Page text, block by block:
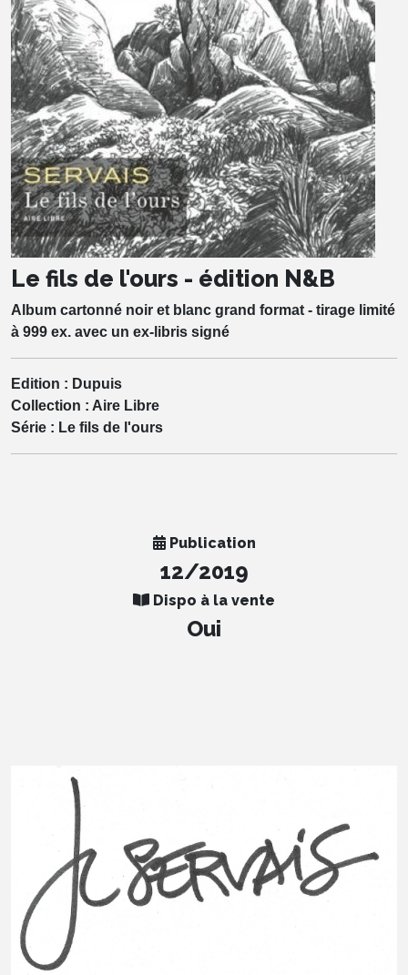
Le fils de l'ours - édition N&B
Album cartonné noir et blanc grand format - tirage limité
à 999 ex. avec un ex-libris signé
Edition : Dupuis
Collection : Aire Libre
Série : Le fils de l'ours
Publication
12/2019
Dispo à la vente
Oui